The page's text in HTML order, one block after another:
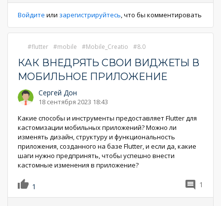
Войдите или зарегистрируйтесь, что бы комментировать
flutter mobile Mobile_Creatio 8.0
КАК ВНЕДРЯТЬ СВОИ ВИДЖЕТЫ В
МОБИЛЬНОЕ ПРИЛОЖЕНИЕ
Сергей Дон
18 сентября 2023 18:43
Какие способы и инструменты предоставляет Flutter для
кастомизации мобильных приложений? Можно ли
изменять дизайн, структуру и функциональность
приложения, созданного на базе Flutter, и если да, какие
шаги нужно предпринять, чтобы успешно внести
кастомные изменения в приложение?
1 1